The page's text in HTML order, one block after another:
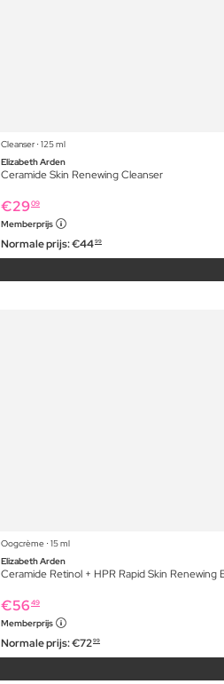
Cleanser ⋅ 125 ml
Elizabeth Arden
Ceramide Skin Renewing Cleanser
€2909
Memberprijs
Normale prijs:€4499
Oogcrème ⋅ 15 ml
Elizabeth Arden
Ceramide Retinol + HPR Rapid Skin Renewing
€56 49
Memberprijs
Normale prijs:€7299